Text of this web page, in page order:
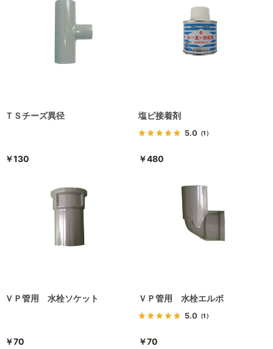
ＴＳチーズ異径
￥130
塩ビ接着剤
5.0 （1）
￥480
ＶＰ管用 水栓ソケット
￥70
ＶＰ管用 水栓エルボ
5.0 （1）
￥70